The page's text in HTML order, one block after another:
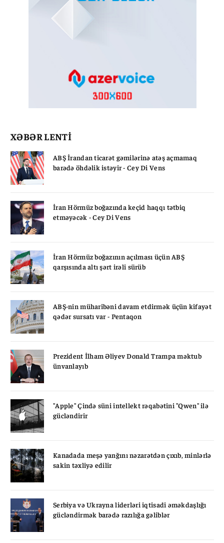
XƏBƏR LENTİ
ABŞ İrandan ticarət gəmilərinə atəş açmamaq
barədə öhdəlik istəyir - Cey Di Vens
İran Hörmüz boğazında keçid haqqı tətbiq
etməyəcək - Cey Di Vens
İran Hörmüz boğazının açılması üçün ABŞ
qarşısında altı şərt irəli sürüb
ABŞ-nin müharibəni davam etdirmək üçün kifayət
qədər sursatı var - Pentaqon
Prezident İlham Əliyev Donald Trampa məktub
ünvanlayıb
"Apple" Çində süni intellekt rəqabətini "Qwen" ilə
gücləndirir
Kanadada meşə yanğını nəzarətdən çıxıb, minlərlə
sakin təxliyə edilir
Serbiya və Ukrayna liderləri iqtisadi əməkdaşlığı
gücləndirmək barədə razılığa gəliblər